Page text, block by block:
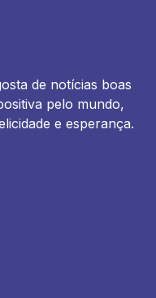
de notícias boas
pelo mundo,
e esperança.